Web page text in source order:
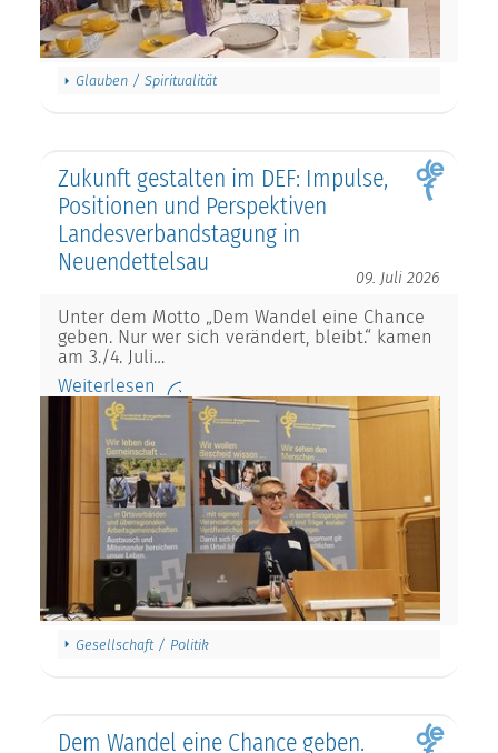
Glauben / Spiritualität
Zukunft gestalten im DEF: Impulse,
Positionen und Perspektiven
Landesverbandstagung in
Neuendettelsau
09. Juli 2026
Unter dem Motto „Dem Wandel eine Chance
geben. Nur wer sich verändert, bleibt.“ kamen
am 3./4. Juli…
Weiterlesen
Gesellschaft / Politik
Dem Wandel eine Chance geben.